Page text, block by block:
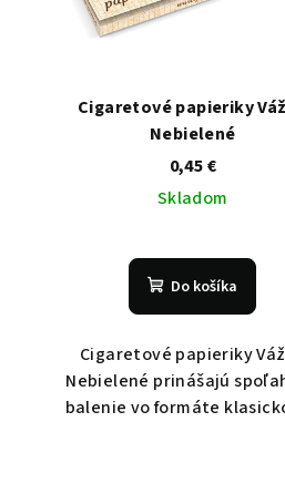
Cigaretové papieriky
Nebielené
0,45 €
Skladom
Do košíka
Cigaretové papieriky
Nebielené prinášajú
balenie vo formáte